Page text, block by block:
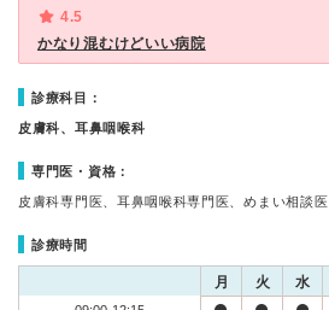
4.5
かなり混むけどいい病院
診療科目：
皮膚科、耳鼻咽喉科
専門医・資格：
皮膚科専門医、耳鼻咽喉科専門医、めまい相談医
診療時間
月 火 水